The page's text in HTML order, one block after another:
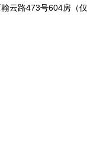
云路473号604房（仅